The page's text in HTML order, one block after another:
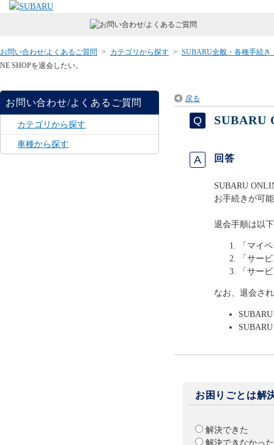
お問い合わせ/よくあるご質問 > カテゴリから探す > SUBARU全般・各種手続き
NE SHOPを退会したい。
お問い合わせ/よくあるご質問
カテゴリから探す
車種から探す
戻る
SUBARU
回答
SUBARU
お手続きが可
退会手順は以
「マイ
「サー
「サー
なお、退会さ
お困りごとは解
解決できた
解決できなかった